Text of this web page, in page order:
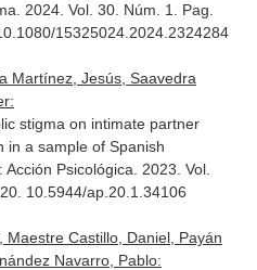
. 2024. Vol. 30. Núm. 1. Pag.
15325024.2024.2324284
Martínez, Jesús, Saavedra
stigma on intimate partner
in a sample of Spanish
Acción Psicológica . 2023. Vol.
10.5944/ap.20.1.34106
Castillo, Daniel, Payán
Navarro, Pablo: